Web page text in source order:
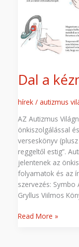
Dal a
hírek /autizmus
AZ Autizmus
önkiszolgálással
verseskönyv
reggeltől estig”.
jelentenek az
folyamatok és az
szervezés: Symbo
Gryllus Viilmos
Read More »